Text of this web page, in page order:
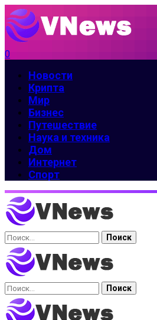
0
Новости
Крипта
Мир
Бизнес
Путешествие
Наука и техника
Дом
Интернет
Спорт
Найти:
Найти: